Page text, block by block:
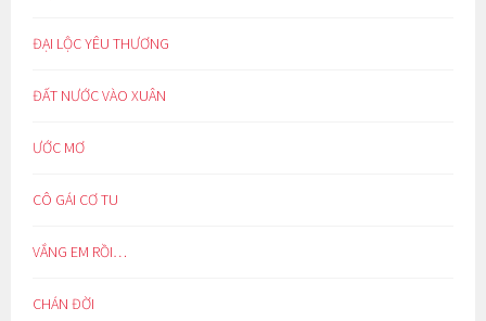
ĐẠI LỘC YÊU THƯƠNG
ĐẤT NƯỚC VÀO XUÂN
ƯỚC MƠ
CÔ GÁI CƠ TU
VẮNG EM RỒI…
CHÁN ĐỜI